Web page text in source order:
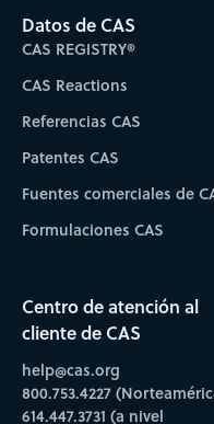
Datos de CAS
CAS REGISTRY®
CAS Reactions
Referencias CAS
Patentes CAS
Fuentes comerciales de
Formulaciones CAS
Centro de atención al
cliente de CAS
help@cas.org
800.753.4227
614.447.3731 (a nivel